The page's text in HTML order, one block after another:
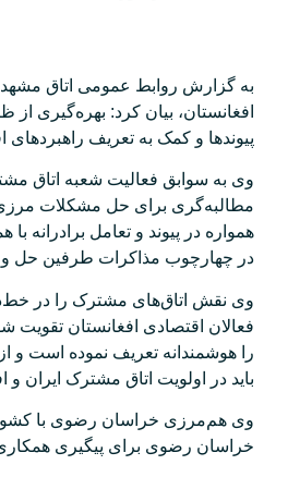
به گزارش روابط عمومی اتاق
پیوندها و کمک به تعریف
وی به سوابق فعالیت شعبه اتاق
مطالبه‌گری برای حل مشکلات
همواره در پیوند و تعامل
در چهارچوب مذاکرات طرفین حل
وی نقش اتاق‌های مشترک را در
فعالان اقتصادی افغانستان تقویت
را هوشمندانه تعریف نموده است
باید در اولویت اتاق مشترک ایران و
وی هم‌مرزی خراسان رضوی با کشور
خراسان رضوی برای پیگیری